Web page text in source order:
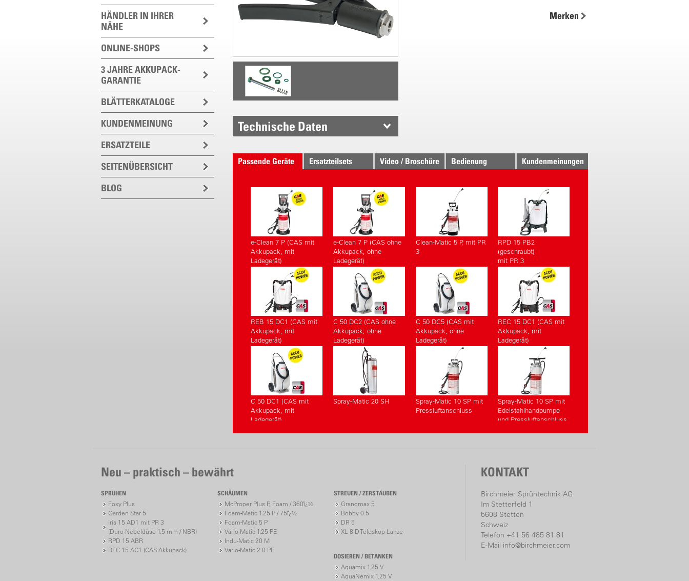
HÄNDLER IN IHRER
NÄHE
ONLINE-SHOPS
3 JAHRE AKKUPACK-
GARANTIE
BLÄTTERKATALOGE
KUNDENMEINUNG
ERSATZTEILE
SEITENÜBERSICHT
BLOG
Merken
Technische Daten
Passende Geräte Ersatzteilsets Video / Broschüre Bedienung Kundenmeinungen
e-Clean 7 P (CAS mit
Akkupack, mit
Ladegerät)
e-Clean 7 P (CAS ohne
Akkupack, ohne
Ladegerät)
Clean-Matic 5 P, mit PR
3
RPD 15 PB2
(geschraubt)
mit PR 3
REB 15 DC1 (CAS mit
Akkupack, mit
Ladegerät)
C 50 DC2 (CAS ohne
Akkupack, ohne
Ladegerät)
C 50 DC5 (CAS mit
Akkupack, ohne
Ladegerät)
REC 15 DC1 (CAS mit
Akkupack, mit
Ladegerät)
C 50 DC1 (CAS mit
Akkupack, mit
Ladegerät)
Spray-Matic 20 SH
Spray-Matic 10 SP mit
Pressluftanschluss
Spray-Matic 10 SP mit
Edelstahlhandpumpe
und Pressluftanschluss
Neu – praktisch – bewährt
SPRÜHEN
Foxy Plus
Garden Star 5
Iris 15 AD1 mit PR 3
(Duro-Nebeldüse 1.5 mm / NBR)
RPD 15 ABR
REC 15 AC1 (CAS Akkupack)
SCHÄUMEN
McProper Plus P, Foam / 360ï¿½
Foam-Matic 1.25 P / 75ï¿½
Foam-Matic 5 P
Vario-Matic 1.25 PE
Indu-Matic 20 M
Vario-Matic 2.0 PE
STREUEN / ZERSTÄUBEN
Granomax 5
Bobby 0.5
DR 5
XL 8 D Teleskop-Lanze
DOSIEREN / BETANKEN
Aquamix 1.25 V
AquaNemix 1.25 V
KONTAKT
Birchmeier Sprühtechnik AG
Im Stetterfeld 1
5608 Stetten
Schweiz
Telefon +41 56 485 81 81
E-Mail info@birchmeier.com